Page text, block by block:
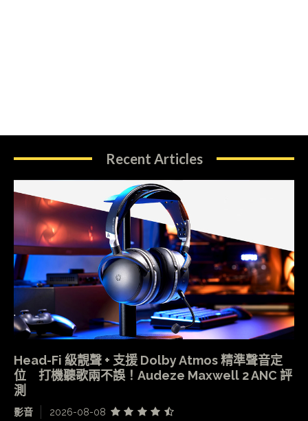
Recent Articles
Head-Fi 級靚聲 + 支援 Dolby Atmos 精準聲音定
位 打機聽歌兩不誤！Audeze Maxwell 2 ANC 評
測
影音 2026-08-08